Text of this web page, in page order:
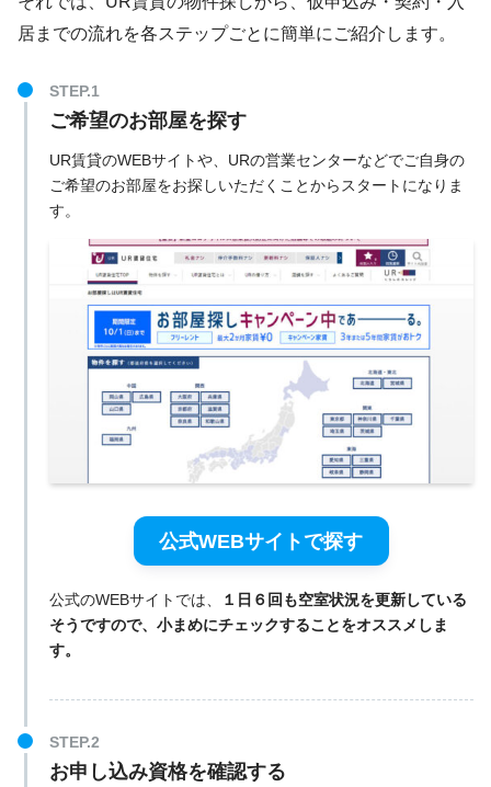
居までの流れを各ステップごとに簡単にご紹介します。
ご希望のお部屋を探す
UR賃貸のWEBサイトや、URの営業センターなどでご自身の
ご希望のお部屋をお探しいただくことからスタートになりま
す。
公式WEBサイトで探す
公式のWEBサイトでは、
１日６回も空室状況を更新している
そうですので、小まめにチェックすることをオススメしま
す。
お申し込み資格を確認する